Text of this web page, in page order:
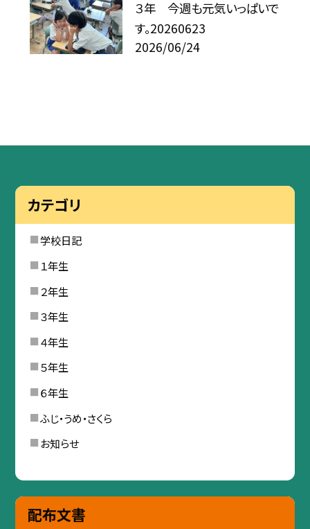
３年 今週も元気いっぱいで
す。20260623
2026/06/24
カテゴリ
学校日記
１年生
２年生
３年生
４年生
５年生
６年生
ふじ・うめ・さくら
お知らせ
配布文書